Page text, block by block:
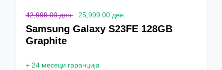
42,999.00 ден. 25,999.00 ден.
Samsung Galaxy S23FE 128GB
Graphite
+ 24 месеци гаранција